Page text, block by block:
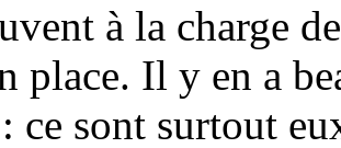
à la charge
place. Il y en a
ce sont surtout